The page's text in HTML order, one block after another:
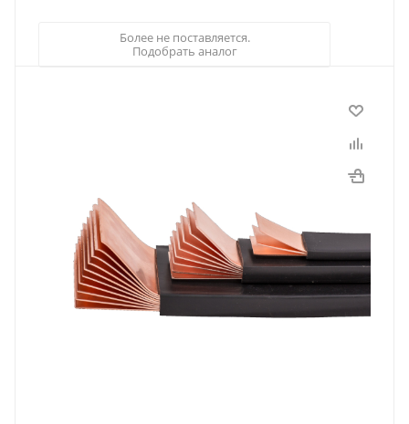
Более не поставляется.
Подобрать аналог